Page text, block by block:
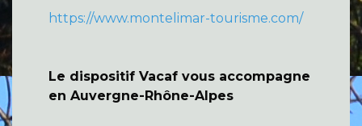
https://www.montelimar-tourisme.com/
Le dispositif Vacaf vous accompagne
en Auvergne-Rhône-Alpes